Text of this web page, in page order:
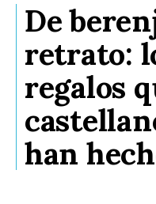
De
retrato:
regalos
han